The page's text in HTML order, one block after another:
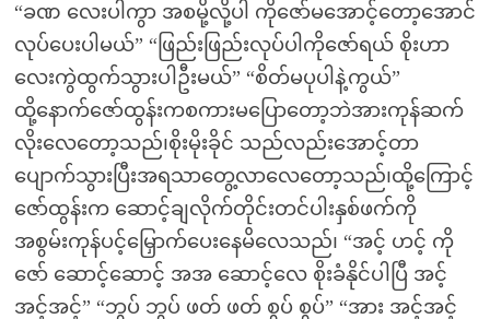
“ခဏ လေးပါကွာ အစမို့လို့ပါ ကိုဇော်မအောင့်တော့အောင်
လုပ်ပေးပါမယ်” “ဖြည်းဖြည်းလုပ်ပါကိုဇော်ရယ် စိုးဟာ
လေးကွဲထွက်သွားပါဦးမယ်” “စိတ်မပုပါနဲ့ကွယ်”
ထို့နောက်ဇော်ထွန်းကစကားမပြောတော့ဘဲအားကုန်ဆက်
လိုးလေတော့သည်၊စိုးမိုးခိုင် သည်လည်းအောင့်တာ
ပျောက်သွားပြီးအရသာတွေ့လာလေတော့သည်၊ထို့ကြောင့်
ဇော်ထွန်းက ဆောင့်ချလိုက်တိုင်းတင်ပါးနှစ်ဖက်ကို
အစွမ်းကုန်ပင့်မြှောက်ပေးနေမိလေသည်၊ “အင့် ဟင့် ကို
ဇော် ဆောင့်ဆောင့် အအ ဆောင့်လေ စိုးခံနိုင်ပါပြီ အင့်
အင့်အင့်” “ဘွပ် ဘွပ် ဖတ် ဖတ် စွပ် စွပ်” “အား အင့်အင့်